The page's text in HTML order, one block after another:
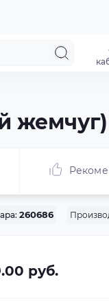
жемчуг)
260686
руб.